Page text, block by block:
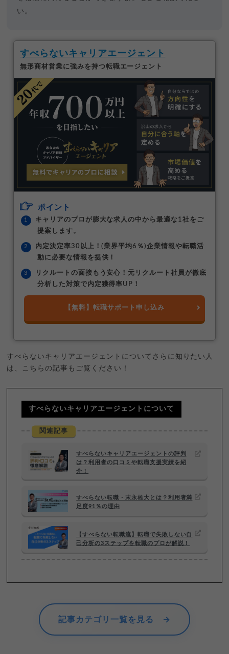
い。
すべらないキャリアエージェント
無形商材営業に強みを持つ転職エージェント
ポイント
キャリアのプロが膨大な求人の中から最適な1社をご
提案します。
内定決定率30以上！(業界平均6％)企業情報や転職活
動に必要な情報を提供！
リクルートの面接もう安心！元リクルート社員が徹底
分析した対策で内定獲得率UP！
【無料】転職サポート申し込み
すべらないキャリアエージェントについてさらに知りたい人
は、こちらの記事もご覧ください！
すべらないキャリアエージェントについて
関連記事
すべらないキャリアエージェントの評判
は？利用者の口コミや転職支援実績を紹
介！
すべらない転職・末永雄大とは？利用者満
足度91％の理由
【すべらない転職流】転職で失敗しない自
己分析の3ステップを転職のプロが解説！
記事カテゴリ一覧を見る →